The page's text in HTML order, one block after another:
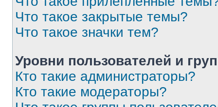
Что такое закрытые темы?
Что такое значки тем?
Уровни пользователей и
Кто такие администраторы?
Кто такие модераторы?